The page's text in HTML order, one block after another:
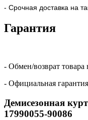
- Срочная доставка на
Гарантия
- Обмен/возврат товара
- Официальная
Демисезонная
17990055-90086